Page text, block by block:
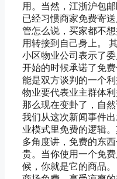
用。当然，江浙沪包
已经习惯商家免费寄
管怎么说，买家都不
用转接到自己身上。
小区物业公司表示了委
开始的时候承诺了免
能是双方谈判的一个
物业要代表业主群体利
那么现在变卦了，自然
我们从这次新闻事件
业模式里免费的逻辑
多角度讲，免费的东
贵。当你使用一个免
候，你就是它的商品